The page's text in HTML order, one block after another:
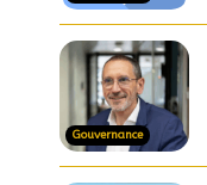
Gouvernance